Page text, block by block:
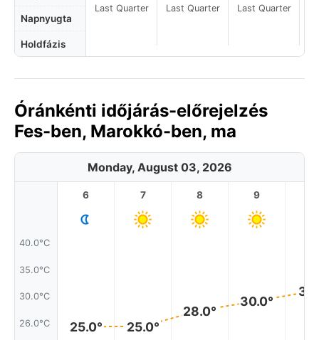
Napnyugta
Holdfázis
Last Quarter Last Quarter Last Quarter
Óránkénti időjárás-előrejelzés
Fes-ben, Marokkó-ben, ma
Monday, August 03, 2026
40.0°C
35.0°C
30.0°C
26.0°C
6
25.0°
7
25.0°
8
28.0°
9
30.0°